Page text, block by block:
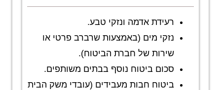
רעידת אדמה ונזקי טבע.
נזקי מים (באמצעות שרברב פרטי או
שירות של חברת הביטוח).
סכום ביטוח נוסף בבתים משותפים.
ביטוח חבות מעבידים (עובדי משק הבית